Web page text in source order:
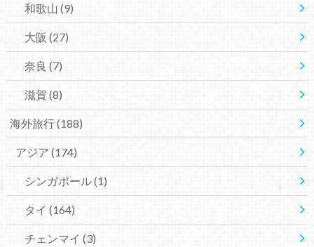
和歌山 (9)
大阪 (27)
奈良 (7)
滋賀 (8)
海外旅行(188)
アジア (174)
シンガポール(1)
タイ (164)
チェンマイ (3)